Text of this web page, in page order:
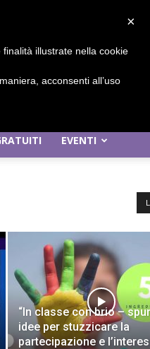
EVENTI
“In classe con brio –
idee per stuzzicare la
partecipazione e
×
illustrate nella cookie
acconsenti all’uso